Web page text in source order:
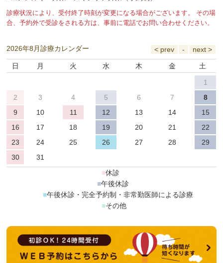
診療状況により、受付終了時刻が変更になる場合がございます。 その場
合、予約外で受診をされる方は、事前に電話でお問い合わせください。
2026年8月診療カレンダー
日 月 火 水 木 金 土
1
2
3 4 5 6 7
8
9
10 11 12 13 14
15
16
17 18 19 20 21
22
23
24 25 26 27 28
29
30
31
■休診
■午後休診
■午後休診・完全予約制・非常勤医師による診療
■その他